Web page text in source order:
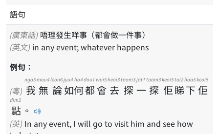
語句
(廣東話) 唔理發生咩事（都會做一件事）
(英文) in any event; whatever happens
例句：
(粵) 我
ngo5
無
mou4
論
leon6
如
jyu4
何
ho4
都
dou1
會
wui5
去
heoi3
探
taam3
一
jat1
探
taam3
佢
keoi5
睇
tai2
下
haa5
佢
keoi5
點
dim2
。
(英) In any event, I will go to visit him and see how